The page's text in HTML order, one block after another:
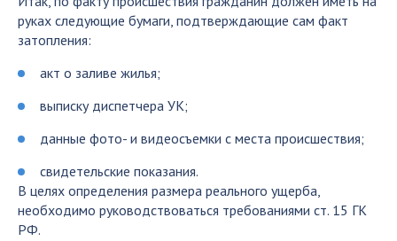
руках следующие бумаги, подтверждающие сам факт
затопления:
акт о заливе жилья;
выписку диспетчера УК;
данные фото- и видеосъемки с места происшествия;
свидетельские показания.
В целях определения размера реального ущерба,
необходимо руководствоваться требованиями ст. 15 ГК
РФ.